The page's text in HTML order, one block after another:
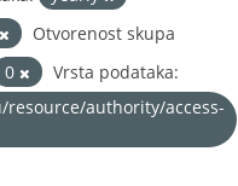
Otvorenost skupa
0
Vrsta podataka:
authority/access-